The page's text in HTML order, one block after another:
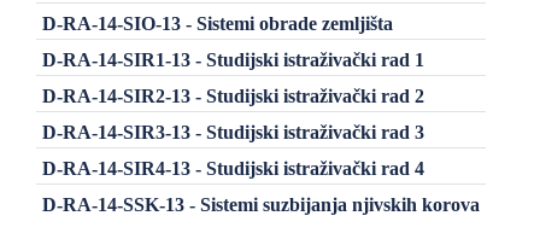
D-RA-14-SIO-13 - Sistemi obrade zemljišta
D-RA-14-SIR1-13 - Studijski istraživački rad 1
D-RA-14-SIR2-13 - Studijski istraživački rad 2
D-RA-14-SIR3-13 - Studijski istraživački rad 3
D-RA-14-SIR4-13 - Studijski istraživački rad 4
D-RA-14-SSK-13 - Sistemi suzbijanja njivskih korova